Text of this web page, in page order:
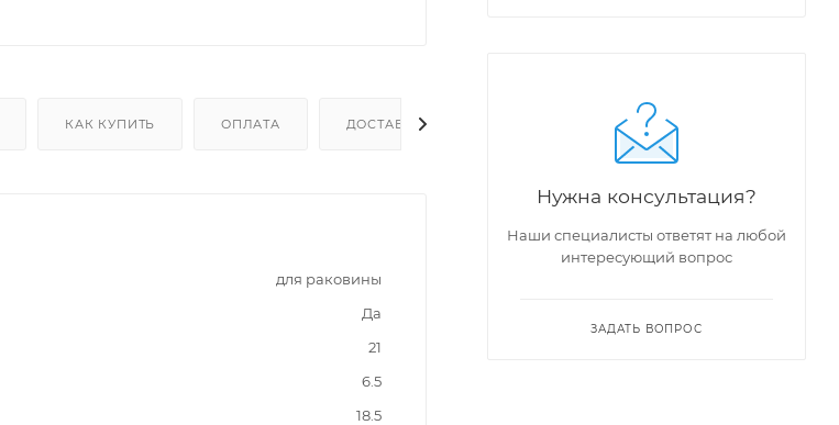
КАК КУПИТЬ ОПЛАТА ДОСТАВКА
для раковины
Да
21
6.5
18.5
Нужна консультация?
Наши специалисты ответят на любой
интересующий вопрос
ЗАДАТЬ ВОПРОС